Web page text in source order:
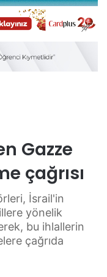
Gazze
çağrısı
İsrail'in
yönelik
bu ihlallerin
çağrıda